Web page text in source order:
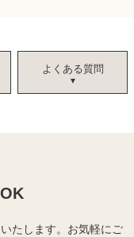
よくある質問
たします。 お気軽にご